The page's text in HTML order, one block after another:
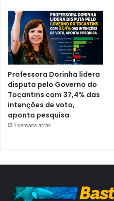
Professora Dorinha lidera
disputa pelo Governo do
Tocantins com 37,4% das
intenções de voto,
aponta pesquisa
1 semana atrás